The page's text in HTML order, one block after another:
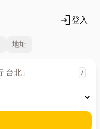
login登入
地址
/